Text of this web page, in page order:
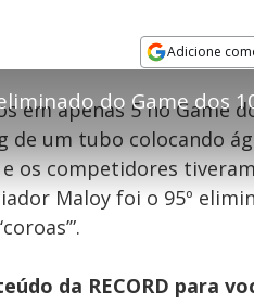
Adicione
bloqueado
é de exibição exclusiva em
do Game dos
em apenas 5 no Game
um tubo colocando
os competidores
Maloy foi o 95º
da RECORD para